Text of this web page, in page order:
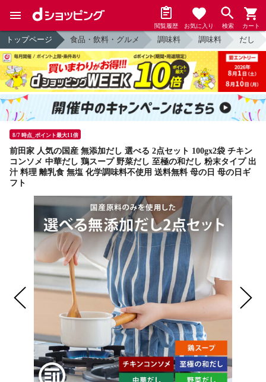
閲覧履歴 お気に入り 検索 カート
トップページ 食品・飲料・グルメ 調味料 調味料 だし
8/7 時点_ポイント最大11倍
前田家 人気の国産 無添加だし 選べる 2点セット 100gx2袋 チキン
コンソメ 中華だし 鶏スープ 野菜だし 至極の和だし 粉末タイプ 出
汁 料理 離乳食 無塩 化学調味料不使用 送料無料 母の日 母の日ギ
フト